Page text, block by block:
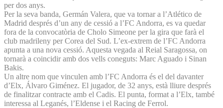
per dos anys.
Per la seva banda, Germán Valera, que va tornar a l’Atlético de
Madrid després d’un any de cessió a l’FC Andorra, es va quedar
fora de la convocatòria de Cholo Simeone per la gira que farà el
club madrileny per Corea del Sud. L’ex-extrem de l’FC Andorra
apunta a una nova cessió. Aquesta vegada al Reial Saragossa, on
tornarà a coincidir amb dos vells coneguts: Marc Aguado i Sinan
Bakis.
Un altre nom que vinculen amb l’FC Andorra és el del davanter
d’Elx, Álvaro Giménez. El jugador, de 32 anys, està lliure després
de finalitzar contracte amb el Cadis. El punta, format a l’Elx, també
interessa al Leganés, l’Eldense i el Racing de Ferrol.